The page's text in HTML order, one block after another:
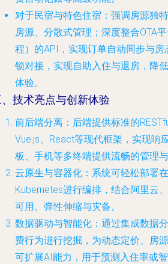
对于民宿与特色住宿 ：强调房源独
房源、分散式管理；深度整合OTA
程）的API，实现订单自动同步与
锁对接，实现自助入住与退房，降
体验。
技术亮点与创新体验
前后端分离 ：后端提供标准的
Vue.js、React等现代框架，实现响
板、手机等多终端提供流畅的管理与
云原生与容器化 ：系统可轻松部署
Kubernetes进行编排，结合阿里云
可用、弹性伸缩与灾备。
数据驱动与智能化 ：通过集成数据
费行为进行挖掘，为动态定价、房
可扩展AI能力，用于预测入住率或智